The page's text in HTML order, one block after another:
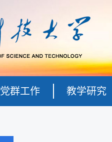
党群工作 教学研究